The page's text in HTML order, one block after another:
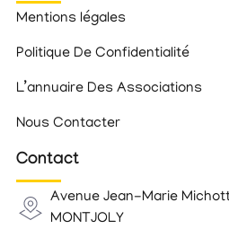
Mentions légales
Politique De Confidentialité
L’annuaire Des Associations
Nous Contacter
Contact
Avenue Jean-Marie
MONTJOLY